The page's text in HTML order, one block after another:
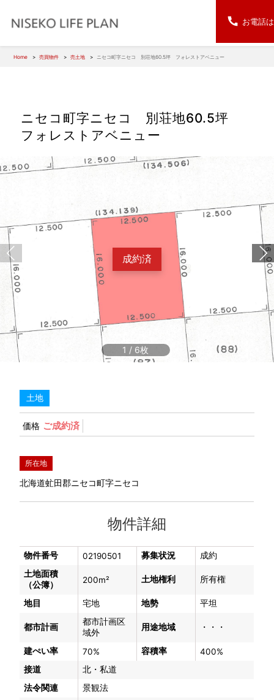
Home 売買物件 売土地 ニセコ町字ニセコ 別荘地60.5坪 フォレストアベニュー
ニセコ町字ニセコ 別荘地60.5坪
フォレストアベニュー
成約済
1 / 6
土地
価格 ご成約済
所在地
北海道虻田郡ニセコ町字ニセコ
物件詳細
物件番号 02190501 募集状況
成約
土地面積
（公簿）
200m² 土地権利 所有権
地目 宅地 地勢 平坦
都市計画
都市計画区
域外
用途地域 ・・・
建ぺい率 70% 容積率
400%
接道
北・私道
法令関連
景観法
お電話